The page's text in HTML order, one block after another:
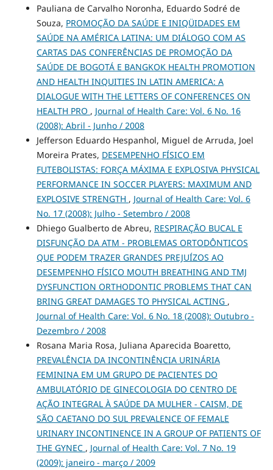
Pauliana de Carvalho Noronha, Eduardo Sodré de
Souza, PROMOÇÃO DA SAÚDE E INIQÜIDADES EM
SAÚDE NA AMÉRICA LATINA: UM DIÁLOGO COM AS
CARTAS DAS CONFERÊNCIAS DE PROMOÇÃO DA
SAÚDE DE BOGOTÁ E BANGKOK HEALTH PROMOTION
AND HEALTH INQUITIES IN LATIN AMERICA: A
DIALOGUE WITH THE LETTERS OF CONFERENCES ON
HEALTH PRO , Journal of Health Care: Vol. 6 No. 16
(2008): Abril - Junho / 2008
Jefferson Eduardo Hespanhol, Miguel de Arruda, Joel
Moreira Prates, DESEMPENHO FÍSICO EM
FUTEBOLISTAS: FORÇA MÁXIMA E EXPLOSIVA PHYSICAL
PERFORMANCE IN SOCCER PLAYERS: MAXIMUM AND
EXPLOSIVE STRENGTH , Journal of Health Care: Vol. 6
No. 17 (2008): Julho - Setembro / 2008
Dhiego Gualberto de Abreu, RESPIRAÇÃO BUCAL E
DISFUNÇÃO DA ATM - PROBLEMAS ORTODÔNTICOS
QUE PODEM TRAZER GRANDES PREJUÍZOS AO
DESEMPENHO FÍSICO MOUTH BREATHING AND TMJ
DYSFUNCTION ORTHODONTIC PROBLEMS THAT CAN
BRING GREAT DAMAGES TO PHYSICAL ACTING ,
Journal of Health Care: Vol. 6 No. 18 (2008): Outubro -
Dezembro / 2008
Rosana Maria Rosa, Juliana Aparecida Boaretto,
PREVALÊNCIA DA INCONTINÊNCIA URINÁRIA
FEMININA EM UM GRUPO DE PACIENTES DO
AMBULATÓRIO DE GINECOLOGIA DO CENTRO DE
AÇÃO INTEGRAL À SAÚDE DA MULHER - CAISM, DE
SÃO CAETANO DO SUL PREVALENCE OF FEMALE
URINARY INCONTINENCE IN A GROUP OF PATIENTS OF
THE GYNEC , Journal of Health Care: Vol. 7 No. 19
(2009): janeiro - março / 2009